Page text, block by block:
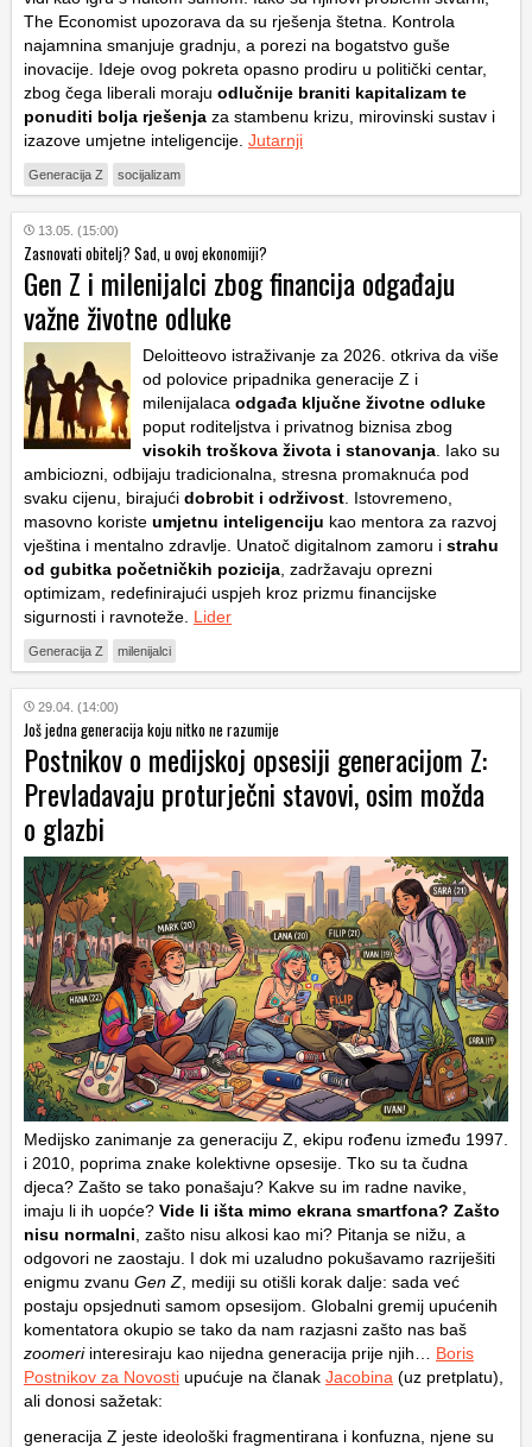
The Economist upozorava da su rješenja štetna. Kontrola
najamnina smanjuje gradnju, a porezi na bogatstvo guše
inovacije. Ideje ovog pokreta opasno prodiru u politički centar,
zbog čega liberali moraju odlučnije braniti kapitalizam te
ponuditi bolja rješenja za stambenu krizu, mirovinski sustav i
izazove umjetne inteligencije. Jutarnji
Generacija Z socijalizam
13.05. (15:00)
Zasnovati obitelj? Sad, u ovoj ekonomiji?
Gen Z i milenijalci zbog financija odgađaju
važne životne odluke
Deloitteovo istraživanje za 2026. otkriva da više
od polovice pripadnika generacije Z i
milenijalaca odgađa ključne životne odluke
poput roditeljstva i privatnog biznisa zbog
visokih troškova života i stanovanja . Iako su
ambiciozni, odbijaju tradicionalna, stresna promaknuća pod
svaku cijenu, birajući dobrobit i održivost . Istovremeno,
masovno koriste umjetnu inteligenciju kao mentora za razvoj
vještina i mentalno zdravlje. Unatoč digitalnom zamoru i strahu
od gubitka početničkih pozicija , zadržavaju oprezni
optimizam, redefinirajući uspjeh kroz prizmu financijske
sigurnosti i ravnoteže. Lider
Generacija Z milenijalci
29.04. (14:00)
Još jedna generacija koju nitko ne razumije
Postnikov o medijskoj opsesiji generacijom Z:
Prevladavaju proturječni stavovi, osim možda
o glazbi
Medijsko zanimanje za generaciju Z, ekipu rođenu između 1997.
i 2010, poprima znake kolektivne opsesije. Tko su ta čudna
djeca? Zašto se tako ponašaju? Kakve su im radne navike,
imaju li ih uopće? Vide li išta mimo ekrana smartfona? Zašto
nisu normalni , zašto nisu alkosi kao mi? Pitanja se nižu, a
odgovori ne zaostaju. I dok mi uzaludno pokušavamo razriješiti
enigmu zvanu Gen Z , mediji su otišli korak dalje: sada već
postaju opsjednuti samom opsesijom. Globalni gremij upućenih
komentatora okupio se tako da nam razjasni zašto nas baš
zoomeriinteresiraju kao nijedna generacija prije njih… Boris
Postnikov za Novosti upućuje na članak Jacobina (uz pretplatu),
ali donosi sažetak:
generacija Z jeste ideološki fragmentirana i konfuzna, njene su